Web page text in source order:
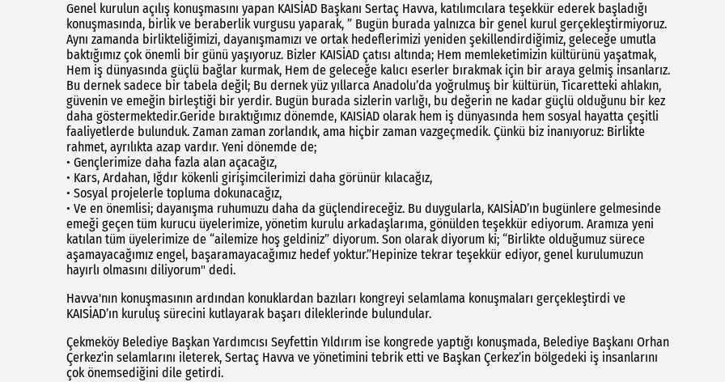
Genel kurulun açılış konuşmasını yapan KAISİAD Başkanı Sertaç Havva, katılımcılara teşekkür ederek başladığı
konuşmasında, birlik ve beraberlik vurgusu yaparak, ” Bugün burada yalnızca bir genel kurul gerçekleştirmiyoruz.
Aynı zamanda birlikteliğimizi, dayanışmamızı ve ortak hedeflerimizi yeniden şekillendirdiğimiz, geleceğe umutla
baktığımız çok önemli bir günü yaşıyoruz. Bizler KAISİAD çatısı altında; Hem memleketimizin kültürünü yaşatmak,
Hem iş dünyasında güçlü bağlar kurmak, Hem de geleceğe kalıcı eserler bırakmak için bir araya gelmiş insanlarız.
Bu dernek sadece bir tabela değil; Bu dernek yüz yıllarca Anadolu’da yoğrulmuş bir kültürün, Ticaretteki ahlakın,
güvenin ve emeğin birleştiği bir yerdir. Bugün burada sizlerin varlığı, bu değerin ne kadar güçlü olduğunu bir kez
daha göstermektedir.Geride bıraktığımız dönemde, KAISİAD olarak hem iş dünyasında hem sosyal hayatta çeşitli
faaliyetlerde bulunduk. Zaman zaman zorlandık, ama hiçbir zaman vazgeçmedik. Çünkü biz inanıyoruz: Birlikte
rahmet, ayrılıkta azap vardır. Yeni dönemde de;
• Gençlerimize daha fazla alan açacağız,
• Kars, Ardahan, Iğdır kökenli girişimcilerimizi daha görünür kılacağız,
• Sosyal projelerle topluma dokunacağız,
• Ve en önemlisi; dayanışma ruhumuzu daha da güçlendireceğiz. Bu duygularla, KAISİAD’ın bugünlere gelmesinde
emeği geçen tüm kurucu üyelerimize, yönetim kurulu arkadaşlarıma, gönülden teşekkür ediyorum. Aramıza yeni
katılan tüm üyelerimize de “ailemize hoş geldiniz” diyorum. Son olarak diyorum ki; “Birlikte olduğumuz sürece
aşamayacağımız engel, başaramayacağımız hedef yoktur.”Hepinize tekrar teşekkür ediyor, genel kurulumuzun
hayırlı olmasını diliyorum" dedi.
Havva'nın konuşmasının ardından konuklardan bazıları kongreyi selamlama konuşmaları gerçekleştirdi ve
KAISİAD’ın kuruluş sürecini kutlayarak başarı dileklerinde bulundular.
Çekmeköy Belediye Başkan Yardımcısı Seyfettin Yıldırım ise kongrede yaptığı konuşmada, Belediye Başkanı Orhan
Çerkez'in selamlarını ileterek, Sertaç Havva ve yönetimini tebrik etti ve Başkan Çerkez’in bölgedeki iş insanlarını
çok önemsediğini dile getirdi.